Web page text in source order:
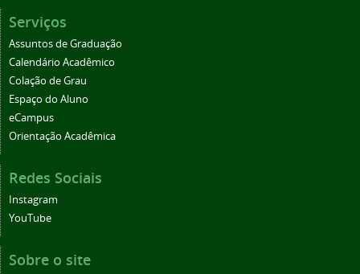
Serviços
Assuntos de Graduação
Calendário Acadêmico
Colação de Grau
Espaço do Aluno
eCampus
Orientação Acadêmica
Redes Sociais
Instagram
YouTube
Sobre o site